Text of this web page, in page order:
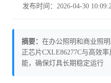
发布时间：2026-04-30
摘要： 在办公照明和商业照
正芯片CXLE86277C与高效
能，确保灯具长期稳定运行